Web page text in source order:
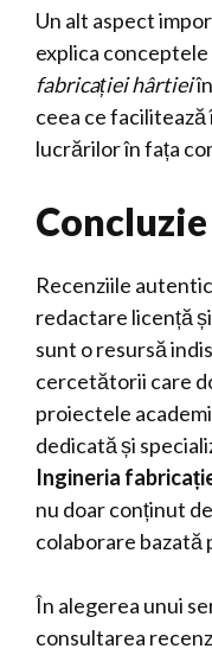
Un alt aspect
explica conceptele
fabricației hârtiei
ceea ce
lucrărilor în fața
Concluzie
Recenziile
redactare licență
sunt o resursă
cercetătorii care
proiectele
dedicată și
Ingineria
nu doar conținut
colaborare bazată
În alegerea unui
consultarea